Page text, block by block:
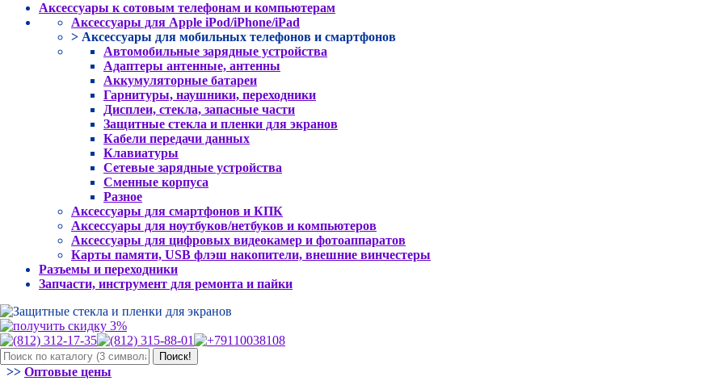
Аксессуары к сотовым телефонам и компьютерам
Аксессуары для Apple iPod/iPhone/iPad
> Аксессуары для мобильных телефонов и смартфонов
Автомобильные зарядные устройства
Адаптеры антенные, антенны
Аккумуляторные батареи
Гарнитуры, наушники, переходники
Дисплеи, стекла, запасные части
Защитные стекла и пленки для экранов
Кабели передачи данных
Клавиатуры
Сетевые зарядные устройства
Сменные корпуса
Разное
Аксессуары для смартфонов и КПК
Аксессуары для ноутбуков/нетбуков и компьютеров
Аксессуары для цифровых видеокамер и фотоаппаратов
Карты памяти, USB флэш накопители, внешние винчестеры
Разъемы и переходники
Запчасти, инструмент для ремонта и пайки
>> Оптовые цены